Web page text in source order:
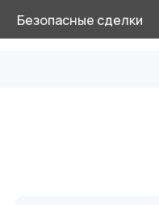
Безопасные сделки